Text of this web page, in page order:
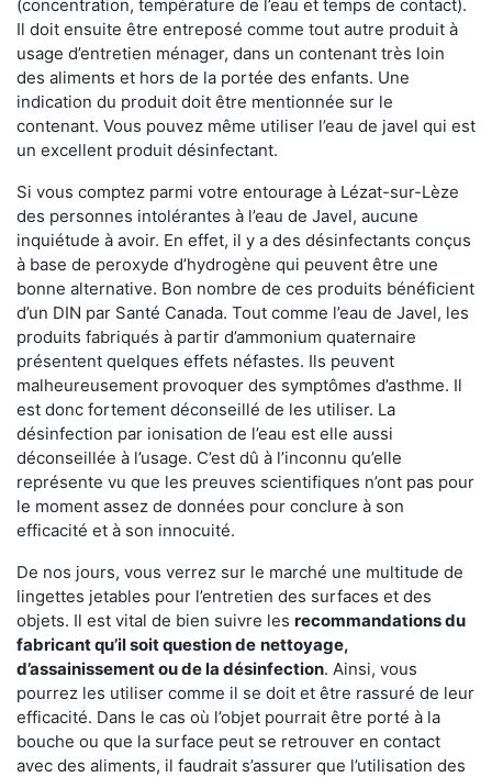
(concentration, température de l’eau et temps de contact).
Il doit ensuite être entreposé comme tout autre produit à
usage d’entretien ménager, dans un contenant très loin
des aliments et hors de la portée des enfants. Une
indication du produit doit être mentionnée sur le
contenant. Vous pouvez même utiliser l’eau de javel qui est
un excellent produit désinfectant.
Si vous comptez parmi votre entourage à Lézat-sur-Lèze
des personnes intolérantes à l’eau de Javel, aucune
inquiétude à avoir. En effet, il y a des désinfectants conçus
à base de peroxyde d’hydrogène qui peuvent être une
bonne alternative. Bon nombre de ces produits bénéficient
d’un DIN par Santé Canada. Tout comme l’eau de Javel, les
produits fabriqués à partir d’ammonium quaternaire
présentent quelques effets néfastes. Ils peuvent
malheureusement provoquer des symptômes d’asthme. Il
est donc fortement déconseillé de les utiliser. La
désinfection par ionisation de l’eau est elle aussi
déconseillée à l’usage. C’est dû à l’inconnu qu’elle
représente vu que les preuves scientifiques n’ont pas pour
le moment assez de données pour conclure à son
efficacité et à son innocuité.
De nos jours, vous verrez sur le marché une multitude de
lingettes jetables pour l’entretien des surfaces et des
objets. Il est vital de bien suivre les recommandations du
fabricant qu’il soit question de nettoyage,
d’assainissement ou de la désinfection. Ainsi, vous
pourrez les utiliser comme il se doit et être rassuré de leur
efficacité. Dans le cas où l’objet pourrait être porté à la
bouche ou que la surface peut se retrouver en contact
avec des aliments, il faudrait s’assurer que l’utilisation des